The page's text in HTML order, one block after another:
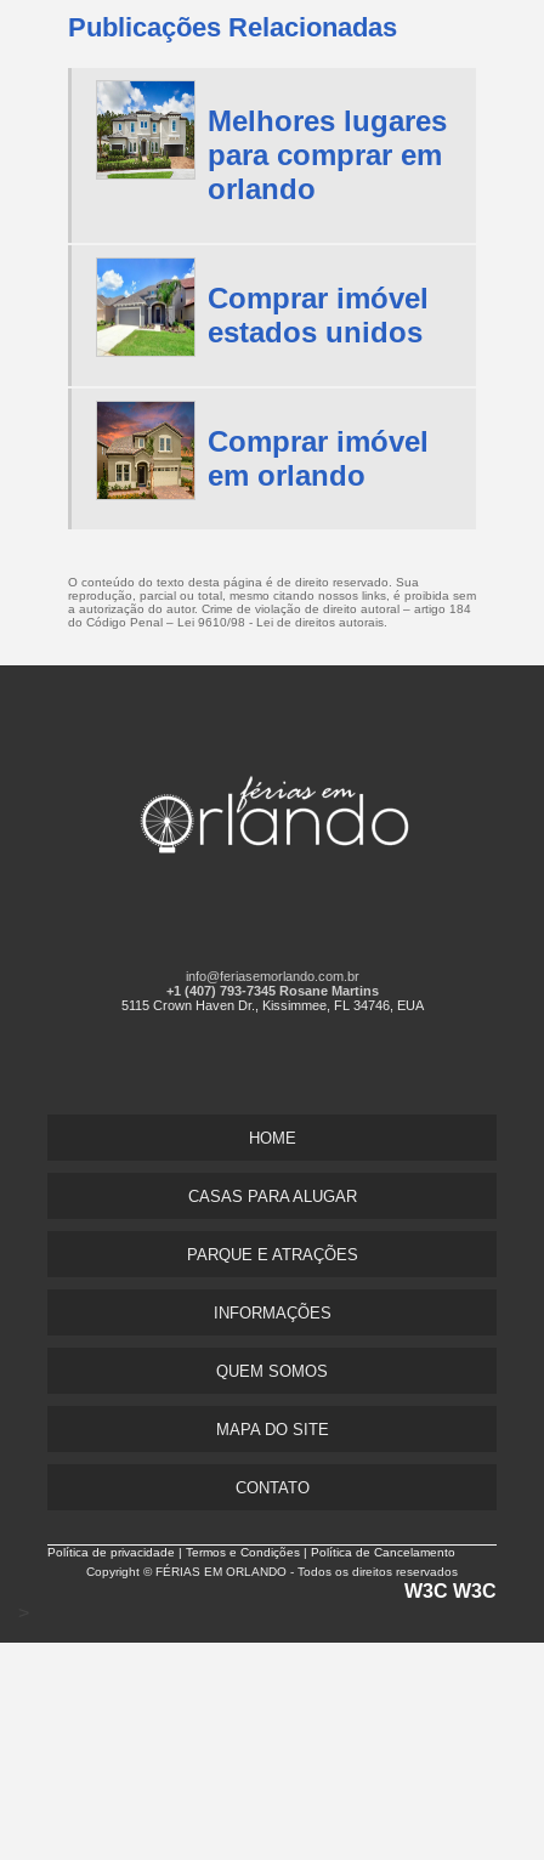
Publicações Relacionadas
Melhores lugares
para comprar em
orlando
Comprar imóvel
estados unidos
Comprar imóvel
em orlando
O conteúdo do texto desta página é de direito reservado. Sua
reprodução, parcial ou total, mesmo citando nossos links, é proibida sem
a autorização do autor. Crime de violação de direito autoral – artigo 184
do Código Penal – Lei 9610/98 - Lei de direitos autorais
info@feriasemorlando.com.br
+1 (407) 793-7345 Rosane Martins
5115 Crown Haven Dr., Kissimmee, FL 34746, EUA
HOME
CASAS PARA ALUGAR
PARQUE E ATRAÇÕES
INFORMAÇÕES
QUEM SOMOS
MAPA DO SITE
CONTATO
Política de privacidade |Termos e Condições | Política de Cancelamento
Copyright © FÉRIAS EM ORLANDO - Todos os direitos reservados
W3C W3C